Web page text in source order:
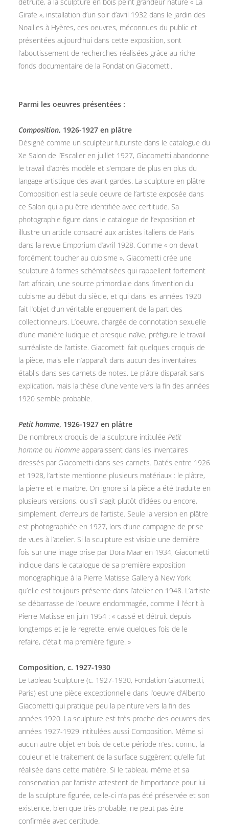
Girafe », installation d’un soir d’avril 1932 dans le jardin des
Noailles à Hyères, ces oeuvres, méconnues du public et
présentées aujourd’hui dans cette exposition, sont
l’aboutissement de recherches réalisées grâce au riche
fonds documentaire de la Fondation Giacometti.
Parmi les oeuvres présentées :
Composition, 1926-1927 en plâtre
Désigné comme un sculpteur futuriste dans le catalogue du
Xe Salon de l’Escalier en juillet 1927, Giacometti abandonne
le travail d’après modèle et s’empare de plus en plus du
langage artistique des avant-gardes. La sculpture en plâtre
Composition est la seule oeuvre de l’artiste exposée dans
ce Salon qui a pu être identifiée avec certitude. Sa
photographie figure dans le catalogue de l’exposition et
illustre un article consacré aux artistes italiens de Paris
dans la revue Emporium d’avril 1928. Comme « on devait
forcément toucher au cubisme », Giacometti crée une
sculpture à formes schématisées qui rappellent fortement
l’art africain, une source primordiale dans l’invention du
cubisme au début du siècle, et qui dans les années 1920
fait l’objet d’un véritable engouement de la part des
collectionneurs. L’oeuvre, chargée de connotation sexuelle
d’une manière ludique et presque naïve, préfigure le travail
surréaliste de l’artiste. Giacometti fait quelques croquis de
la pièce, mais elle n’apparaît dans aucun des inventaires
établis dans ses carnets de notes. Le plâtre disparaît sans
explication, mais la thèse d’une vente vers la fin des années
1920 semble probable.
Petit homme, 1926-1927 en plâtre
De nombreux croquis de la sculpture intitulée Petit
homme ou Homme apparaissent dans les inventaires
dressés par Giacometti dans ses carnets. Datés entre 1926
et 1928, l’artiste mentionne plusieurs matériaux : le plâtre,
la pierre et le marbre. On ignore si la pièce a été traduite en
plusieurs versions, ou s’il s’agit plutôt d’idées ou encore,
simplement, d’erreurs de l’artiste. Seule la version en plâtre
est photographiée en 1927, lors d’une campagne de prise
de vues à l’atelier. Si la sculpture est visible une dernière
fois sur une image prise par Dora Maar en 1934, Giacometti
indique dans le catalogue de sa première exposition
monographique à la Pierre Matisse Gallery à New York
qu’elle est toujours présente dans l’atelier en 1948. L’artiste
se débarrasse de l’oeuvre endommagée, comme il l’écrit à
Pierre Matisse en juin 1954 : « cassé et détruit depuis
longtemps et je le regrette, envie quelques fois de le
refaire, c’était ma première figure. »
Composition, c. 1927-1930
Le tableau Sculpture (c. 1927-1930, Fondation Giacometti,
Paris) est une pièce exceptionnelle dans l’oeuvre d’Alberto
Giacometti qui pratique peu la peinture vers la fin des
années 1920. La sculpture est très proche des oeuvres des
années 1927-1929 intitulées aussi Composition. Même si
aucun autre objet en bois de cette période n’est connu, la
couleur et le traitement de la surface suggèrent qu’elle fut
réalisée dans cette matière. Si le tableau même et sa
conservation par l’artiste attestent de l’importance pour lui
de la sculpture figurée, celle-ci n’a pas été préservée et son
existence, bien que très probable, ne peut pas être
confirmée avec certitude.